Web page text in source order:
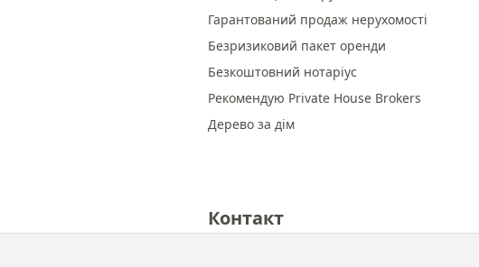
Гарантований продаж нерухомості
Безризиковий пакет оренди
Безкоштовний нотаріус
Рекомендую Private House Brokers
Дерево за дім
Контакт